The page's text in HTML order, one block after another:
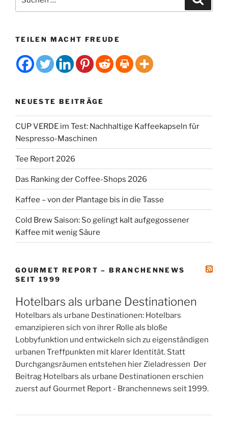
nach:
TEILEN MACHT FREUDE
NEUESTE BEITRÄGE
CUP VERDE im Test: Nachhaltige Kaffeekapseln für
Nespresso-Maschinen
Tee Report 2026
Das Ranking der Coffee-Shops 2026
Kaffee – von der Plantage bis in die Tasse
Cold Brew Saison: So gelingt kalt aufgegossener
Kaffee mit wenig Säure
GOURMET REPORT – BRANCHENNEWS
SEIT 1999
Hotelbars als urbane Destinationen
Hotelbars als urbane Destinationen: Hotelbars
emanzipieren sich von ihrer Rolle als bloße
Lobbyfunktion und entwickeln sich zu eigenständigen
urbanen Treffpunkten mit klarer Identität. Statt
Durchgangsräumen entstehen hier Zieladressen Der
Beitrag Hotelbars als urbane Destinationen erschien
zuerst auf Gourmet Report - Branchennews seit 1999.